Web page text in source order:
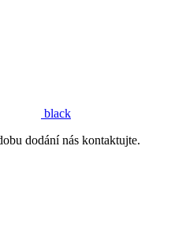
black
dodání nás kontaktujte.